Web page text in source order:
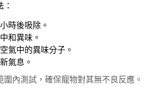
時後吸除。
和異味。
氣中的異味分子。
氣息。
內測試，確保寵物對其無不良反應。